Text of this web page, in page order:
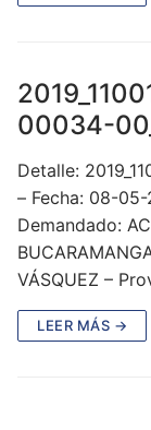
00034-
Detalle:
– Fecha: 08-
Demandado:
VÁSQUEZ –
LEER MÁS →